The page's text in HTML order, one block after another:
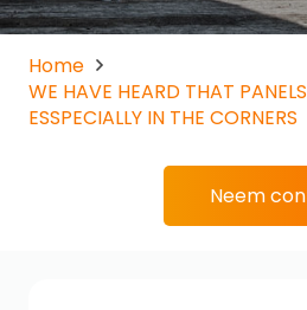
Home
WE HAVE HEARD THAT
ESSPECIALLY IN THE CORNERS
Neem